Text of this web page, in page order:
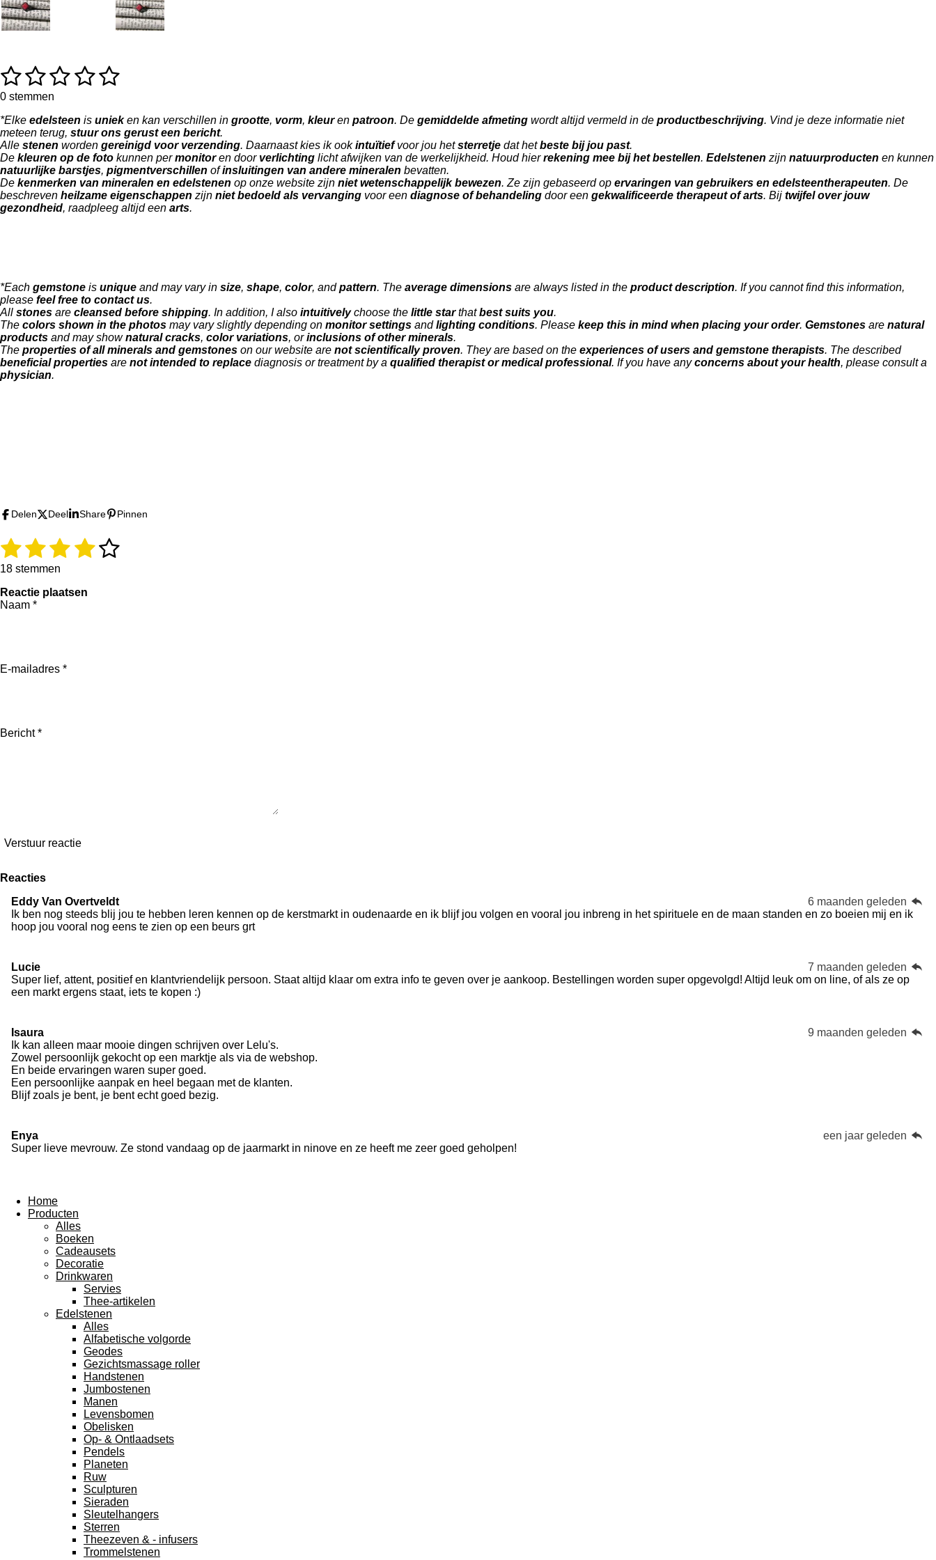
R
a
t
n
g
:
0
s
t
e
r
1
s
t
e
r
2
s
t
e
r
r
e
3
s
t
e
r
r
e
4
t
e
r
r
e
5
t
e
r
r
e
S
m
e
n
0 stemmen
*Elke edelsteen is unieken kan verschillen in grootte, vorm, kleuren patroon. De gemiddelde afmeting wordt altijd vermeld in de productbeschrijving. Vind je deze informatie niet
meteen terug, stuur ons gerust een bericht.
Alle stenen worden gereinigd voor verzending. Daarnaast kies ik ookintuïtiefvoor jou hetsterretje dat hetbeste bij jou past.
De kleuren op de foto kunnen permonitoren door verlichting licht afwijken van de werkelijkheid. Houd hierrekening mee bij het bestellen. Edelstenen zijn natuurproducten en kunnen
natuurlijke barstjes, pigmentverschillen ofinsluitingen van andere mineralen bevatten.
De kenmerken van mineralen en edelstenen op onze website zijn niet wetenschappelijk bewezen. Ze zijn gebaseerd op ervaringen van gebruikers en edelsteentherapeuten. De
beschreven heilzame eigenschappen zijn niet bedoeld als vervanging voor een diagnose of behandeling door een gekwalificeerde therapeut of arts. Bij twijfel over jouw
gezondheid, raadpleeg altijd een arts.
*Each gemstone is unique and may vary in size, shape, color, andpattern. The average dimensions are always listed in the product description. If you cannot find this information,
please feel free to contact us.
All stones are cleansed before shipping. In addition, I also intuitivelychoose the little starthatbest suits you.
The colors shown in the photos may vary slightly depending on monitor settings andlighting conditions. Please keep this in mind when placing your order. Gemstones are natural
products and may shownatural cracks, color variations, orinclusions of other minerals.
The properties of all minerals and gemstones on our website are not scientifically proven. They are based on the experiences of users and gemstone therapists. The described
beneficial properties are not intended to replace diagnosis or treatment by a qualified therapist or medical professional. If you have anyconcerns about your health, please consult a
physician.
b
k
a
a
m
o
Delen Deel Share Pinnen
R
a
t
n
g
6
6
e
e
1
s
t
e
2
s
t
e
r
3
s
t
4
t
5
S
18 stemmen
Reactie plaatsen
Naam *
E-mailadres *
Bericht *
Verstuur reactie
Reacties
Eddy Van Overtveldt
6 maanden geleden
Ik ben nog steeds blij jou te hebben leren kennen op de kerstmarkt in oudenaarde en ik blijf jou volgen en vooral jou inbreng in het spirituele en de maan standen en zo boeien mij en ik
hoop jou vooral nog eens te zien op een beurs grt
Lucie
7 maanden geleden
Super lief, attent, positief en klantvriendelijk persoon. Staat altijd klaar om extra info te geven over je aankoop. Bestellingen worden super opgevolgd! Altijd leuk om on line, of als ze op
een markt ergens staat, iets te kopen :)
Isaura
9 maanden geleden
Ik kan alleen maar mooie dingen schrijven over Lelu's.
Zowel persoonlijk gekocht op een marktje als via de webshop.
En beide ervaringen waren super goed.
Een persoonlijke aanpak en heel begaan met de klanten.
Blijf zoals je bent, je bent echt goed bezig.
Enya
een jaar geleden
Super lieve mevrouw. Ze stond vandaag op de jaarmarkt in ninove en ze heeft me zeer goed geholpen!
Home
Producten
Alles
Boeken
Cadeausets
Decoratie
Drinkwaren
Servies
Thee-artikelen
Edelstenen
Alles
Alfabetische volgorde
Geodes
Gezichtsmassage roller
Handstenen
Jumbostenen
Manen
Levensbomen
Obelisken
Op- & Ontlaadsets
Pendels
Planeten
Ruw
Sculpturen
Sieraden
Sleutelhangers
Sterren
Theezeven & - infusers
Trommelstenen